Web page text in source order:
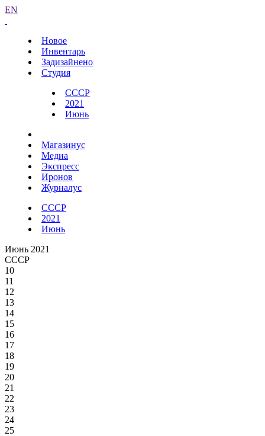
EN
Новое
Инвентарь
Задизайнено
Студия
СССР
2021
Июнь
Магазинус
Медиа
Экспресс
Иронов
Журналус
СССР
2021
Июнь
Июнь 2021
СССР
10
11
12
13
14
15
16
17
18
19
20
21
22
23
24
25